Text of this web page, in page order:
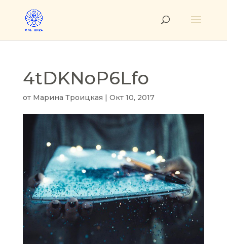
4tDKNoP6Lfo
от Марина Троицкая | Окт 10, 2017